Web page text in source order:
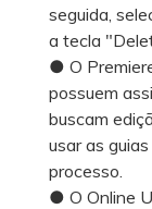
seguida,
a tecla
● O
possuem
buscam
usar as
processo.
● O Online